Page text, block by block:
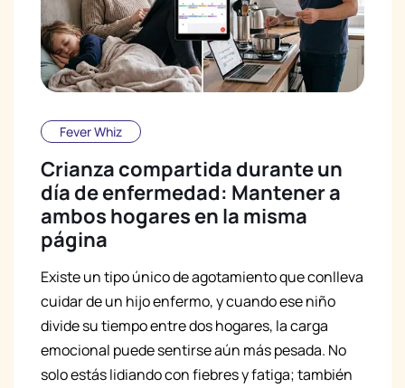
Fever Whiz
Crianza compartida durante un
día de enfermedad: Mantener a
ambos hogares en la misma
página
Existe un tipo único de agotamiento que conlleva
cuidar de un hijo enfermo, y cuando ese niño
divide su tiempo entre dos hogares, la carga
emocional puede sentirse aún más pesada. No
solo estás lidiando con fiebres y fatiga; también